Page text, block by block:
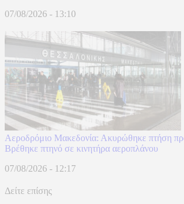
07/08/2026 - 13:10
Αεροδρόμιο Μακεδονία: Ακυρώθηκε πτήση
Βρέθηκε πτηνό σε κινητήρα αεροπλάνου
07/08/2026 - 12:17
Δείτε επίσης